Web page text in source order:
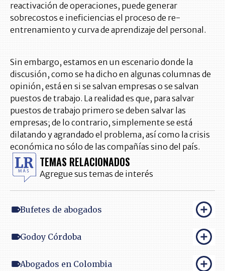
reactivación de operaciones, puede generar
sobrecostos e ineficiencias el proceso de re-
entrenamiento y curva de aprendizaje del personal.
Sin embargo, estamos en un escenario donde la
discusión, como se ha dicho en algunas columnas de
opinión, está en si se salvan empresas o se salvan
puestos de trabajo. La realidad es que, para salvar
puestos de trabajo primero se deben salvar las
empresas; de lo contrario, simplemente se está
dilatando y agrandado el problema, así como la crisis
económica no sólo de las compañías sino del país.
TEMAS RELACIONADOS
Agregue sus temas de interés
Bufetes de abogados
Godoy Córdoba
Abogados en Colombia